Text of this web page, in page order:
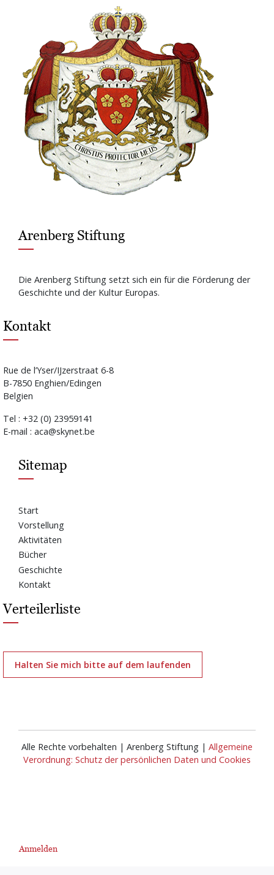
Arenberg Stiftung
Die Arenberg Stiftung setzt sich ein für die Förderung der
Geschichte und der Kultur Europas.
Kontakt
Rue de l’Yser/IJzerstraat 6-8
B-7850 Enghien/Edingen
Belgien
Tel : +32 (0) 23959141
E-mail : aca@skynet.be
Sitemap
Start
Vorstellung
Aktivitäten
Bücher
Geschichte
Kontakt
Verteilerliste
Halten Sie mich bitte auf dem laufenden
Alle Rechte vorbehalten | Arenberg Stiftung | Allgemeine
Verordnung: Schutz der persönlichen Daten und Cookies
User
Anmelden